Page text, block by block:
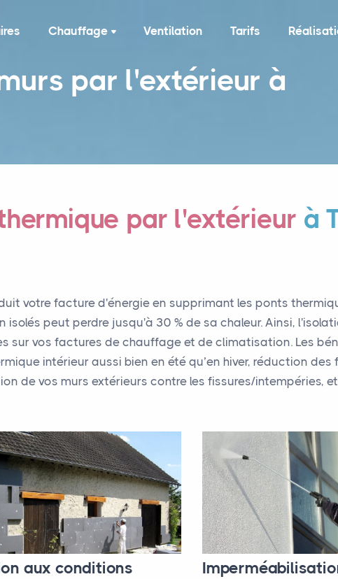
Chauffage Ventilation Tarifs
par l'extérieur à
par l'extérieur à
votre facture d'énergie en supprimant les ponts
isolés peut perdre jusqu'à 30 % de sa chaleur. Ainsi,
sur vos factures de chauffage et de climatisation. Les
intérieur aussi bien en été qu’en hiver, réduction
de vos murs extérieurs contre les fissures/intempéries,
aux conditions